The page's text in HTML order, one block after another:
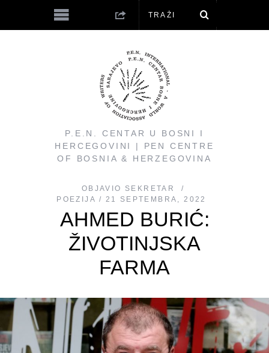
P.E.N. CENTAR U BOSNI I
HERCEGOVINI | PEN CENTRE
OF BOSNIA & HERZEGOVINA
OBJAVIO
SEKRETAR
POEZIJA
21 SEPTEMBRA, 2022
AHMED BURIĆ:
ŽIVOTINJSKA
FARMA